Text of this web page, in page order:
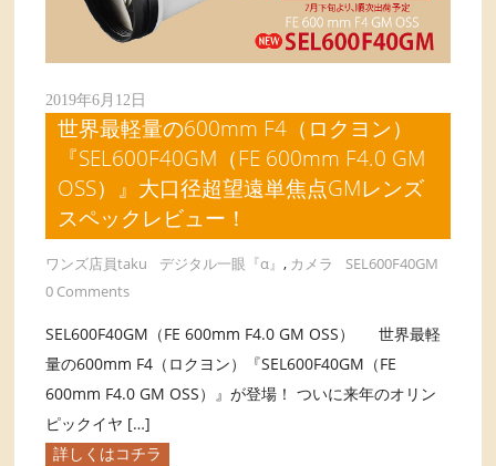
2019年6月12日
世界最軽量の600mm F4（ロクヨン）
『SEL600F40GM（FE 600mm F4.0 GM
OSS）』大口径超望遠単焦点GMレンズ
スペックレビュー！
ワンズ店員taku デジタル一眼『α』, カメラ
SEL600F40GM
0 Comments
SEL600F40GM（FE 600mm F4.0 GM OSS） 世界最軽
量の600mm F4（ロクヨン）『SEL600F40GM（FE
600mm F4.0 GM OSS）』が登場！ ついに来年のオリン
ピックイヤ […]
詳しくはコチラ